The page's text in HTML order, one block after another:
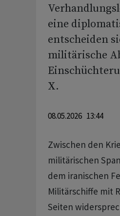
eine
entscheiden
militärische
X.
08.05.2026 13:44
Zwischen den
militärischen
dem iranischen
Militärschiffe mit
Seiten